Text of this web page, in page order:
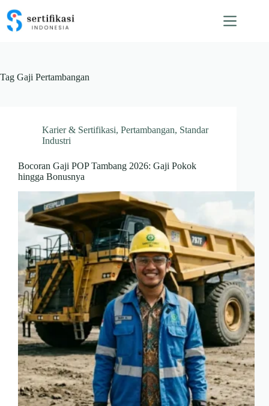
content
Tag Gaji Pertambangan
Karier & Sertifikasi, Pertambangan, Standar
Industri
Bocoran Gaji POP Tambang 2026: Gaji Pokok
hingga Bonusnya